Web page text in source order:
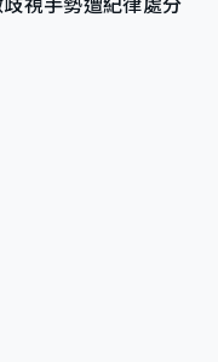
視手勢遭紀律處分